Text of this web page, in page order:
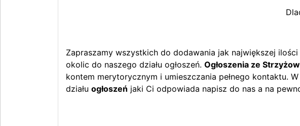
Zapraszamy wszystkich do dodawania jak największej ilości
okolic do naszego działu ogłoszeń. Ogłoszenia ze
kontem merytorycznym i umieszczania pełnego kontaktu.
działu ogłoszeń jaki Ci odpowiada napisz do nas a na